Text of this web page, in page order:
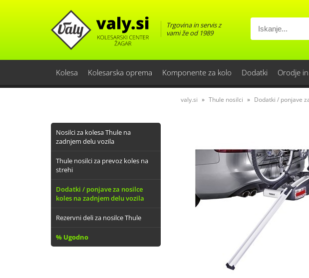
Trgovina in servis z
vami že od 1989
Kolesa Kolesarska oprema Komponente za kolo Dodatki Orodje
Nosilci za kolesa Thule na
zadnjem delu vozila
Thule nosilci za prevoz koles na
strehi
Dodatki / ponjave za nosilce
koles na zadnjem delu vozila
Rezervni deli za nosilce Thule
% Ugodno
valy.si Thule nosilci Dodatki / ponjave